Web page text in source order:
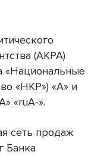
(АКРА)
«Национальные
«НКР») «А» и
«ruА-».
сеть продаж
Банка